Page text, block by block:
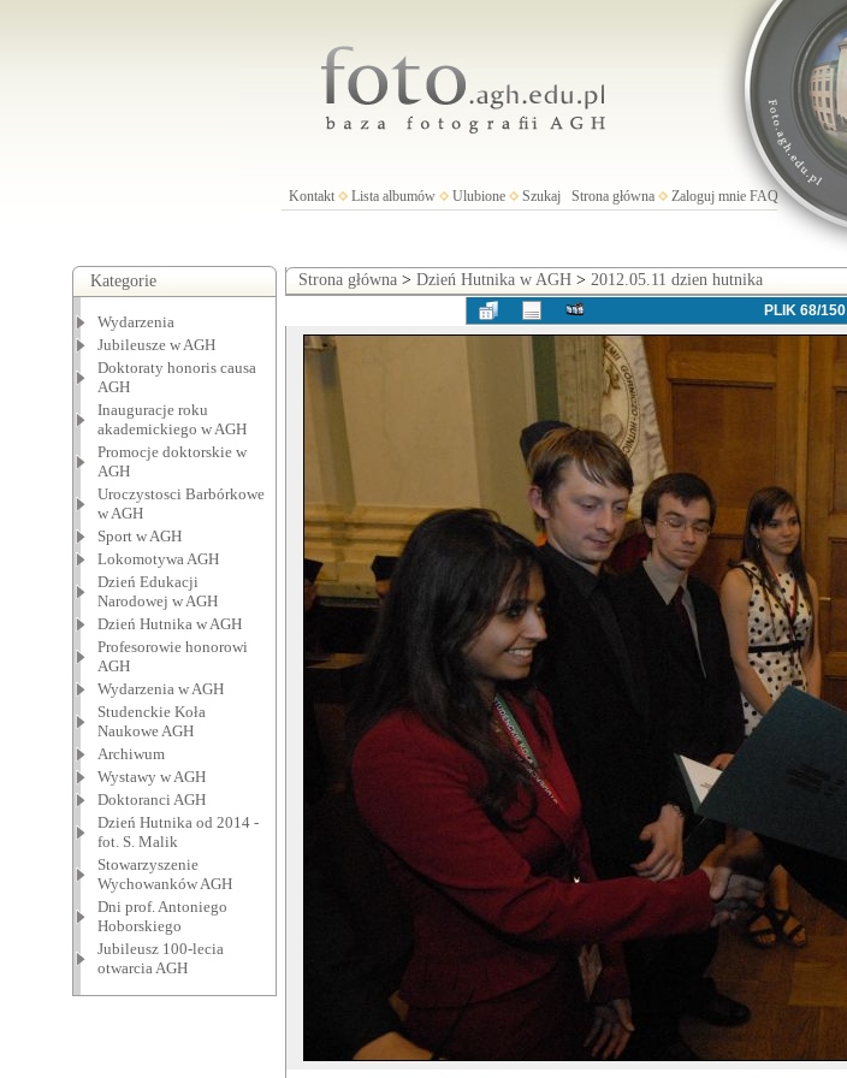
Kontakt Lista albumów Ulubione Szukaj Strona główna Zaloguj mnie FAQ
Kategorie
Wydarzenia
Jubileusze w AGH
Doktoraty honoris causa
AGH
Inauguracje roku
akademickiego w AGH
Promocje doktorskie w
AGH
Uroczystosci Barbórkowe
w AGH
Sport w AGH
Lokomotywa AGH
Dzień Edukacji
Narodowej w AGH
Dzień Hutnika w AGH
Profesorowie honorowi
AGH
Wydarzenia w AGH
Studenckie Koła
Naukowe AGH
Archiwum
Wystawy w AGH
Doktoranci AGH
Dzień Hutnika od 2014 -
fot. S. Malik
Stowarzyszenie
Wychowanków AGH
Dni prof. Antoniego
Hoborskiego
Jubileusz 100-lecia
otwarcia AGH
Strona główna> Dzień Hutnika w AGH> 2012.05.11 dzien hutnika
PLIK 68/150